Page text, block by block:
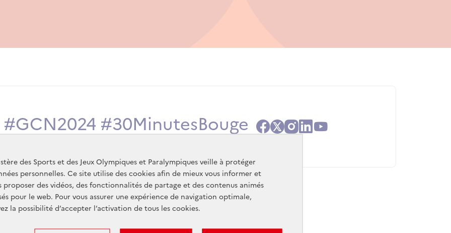
des Sports et des Jeux Olympiques et Paralympiques veille à protéger
personnelles. Ce site utilise des cookies afin de mieux vous informer et
proposer des vidéos, des fonctionnalités de partage et des contenus animés
pour le web. Pour vous assurer une expérience de navigation optimale,
la possibilité d’accepter l’activation de tous les cookies.
#GCN2024 #30MinutesBouge Facebook
X Instagram
Linkedin
Youtube